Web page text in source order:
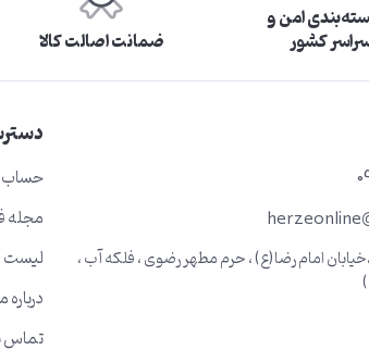
امن و
کشور ضمانت اصالت کالا
امام رضا(ع) ، حرم مطهر رضوی ، فلکه آب ،
حساب
مجله
درباره
تماس